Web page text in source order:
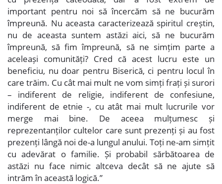
important pentru noi să încercăm să ne bucurăm
împreună. Nu aceasta caracterizează spiritul creștin,
nu de aceasta suntem astăzi aici, să ne bucurăm
împreună, să fim împreună, să ne simțim parte a
aceleași comunități? Cred că acest lucru este un
beneficiu, nu doar pentru Biserică, ci pentru locul în
care trăim. Cu cât mai mult ne vom simți frați și surori
– indiferent de religie, indiferent de confesiune,
indiferent de etnie -, cu atât mai mult lucrurile vor
merge mai bine. De aceea mulțumesc și
reprezentanților cultelor care sunt prezenți și au fost
prezenți lângă noi de-a lungul anului. Toți ne-am simțit
cu adevărat o familie. Și probabil sărbătoarea de
astăzi nu face nimic altceva decât să ne ajute să
intrăm în această logică.”